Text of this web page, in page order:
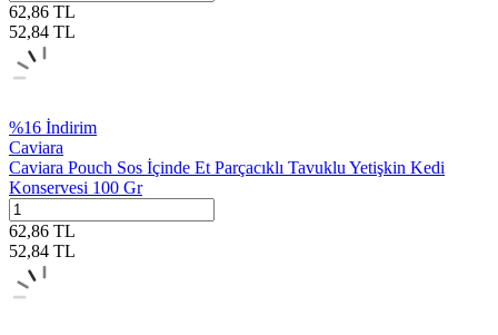
62,86 TL
52,84 TL
%16 İndirim
Caviara
Caviara Pouch Sos İçinde Et Parçacıklı Tavuklu Yetişkin Kedi
Konservesi 100 Gr
62,86 TL
52,84 TL